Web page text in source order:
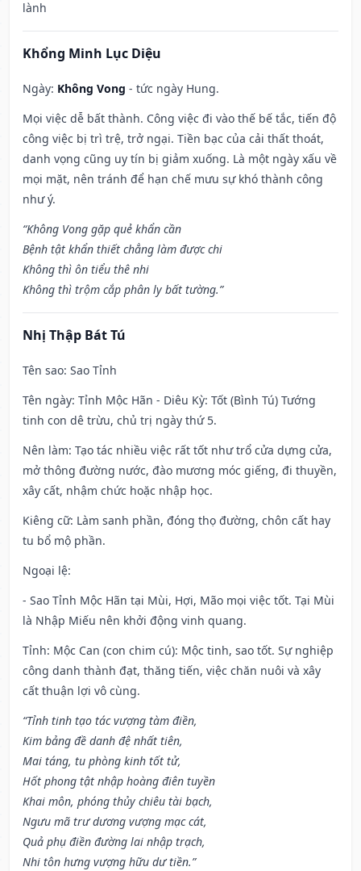
lành
Khổng Minh Lục Diệu
Ngày: Không Vong - tức ngày Hung.
Mọi việc dễ bất thành. Công việc đi vào thế bế tắc, tiến độ
công việc bị trì trệ, trở ngại. Tiền bạc của cải thất thoát,
danh vọng cũng uy tín bị giảm xuống. Là một ngày xấu về
mọi mặt, nên tránh để hạn chế mưu sự khó thành công
như ý.
“Không Vong gặp quẻ khẩn cần
Bệnh tật khẩn thiết chẳng làm được chi
Không thì ôn tiểu thê nhi
Không thì trộm cắp phân ly bất tường.”
Nhị Thập Bát Tú
Tên sao: Sao Tỉnh
Tên ngày: Tỉnh Mộc Hãn - Diêu Kỳ: Tốt (Bình Tú) Tướng
tinh con dê trừu, chủ trị ngày thứ 5.
Nên làm: Tạo tác nhiều việc rất tốt như trổ cửa dựng cửa,
mở thông đường nước, đào mương móc giếng, đi thuyền,
xây cất, nhậm chức hoặc nhập học.
Kiêng cữ: Làm sanh phần, đóng thọ đường, chôn cất hay
tu bổ mộ phần.
Ngoại lệ:
- Sao Tỉnh Mộc Hãn tại Mùi, Hợi, Mão mọi việc tốt. Tại Mùi
là Nhập Miếu nên khởi động vinh quang.
Tỉnh: Mộc Can (con chim cú): Mộc tinh, sao tốt. Sự nghiệp
công danh thành đạt, thăng tiến, việc chăn nuôi và xây
cất thuận lợi vô cùng.
“Tỉnh tinh tạo tác vượng tàm điền,
Kim bảng đề danh đệ nhất tiên,
Mai táng, tu phòng kinh tốt tử,
Hốt phong tật nhập hoàng điên tuyền
Khai môn, phóng thủy chiêu tài bạch,
Ngưu mã trư dương vượng mạc cát,
Quả phụ điền đường lai nhập trạch,
Nhi tôn hưng vượng hữu dư tiền.”